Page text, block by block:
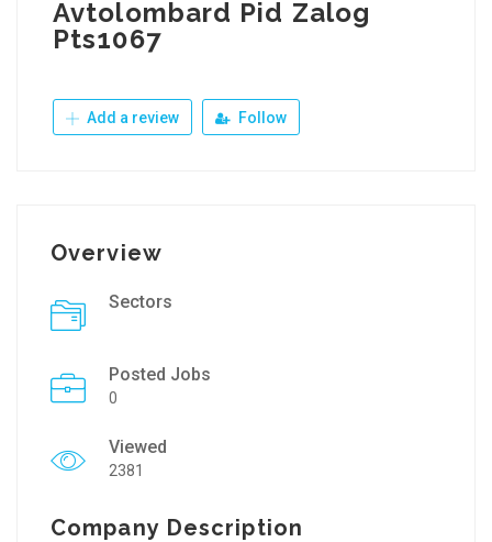
Avtolombard Pid Zalog
Pts1067
Add a review Follow
Overview
Sectors
Posted Jobs
0
Viewed
2381
Company Description